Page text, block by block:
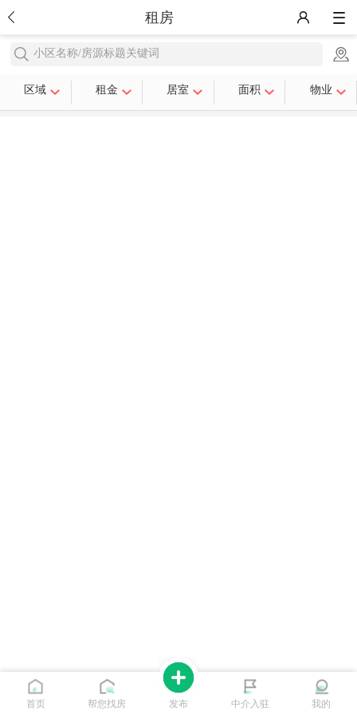
租房
小区名称/房源标题关键词
区域 租金 居室 面积 物业
首页 帮您找房 发布 中介入驻 我的